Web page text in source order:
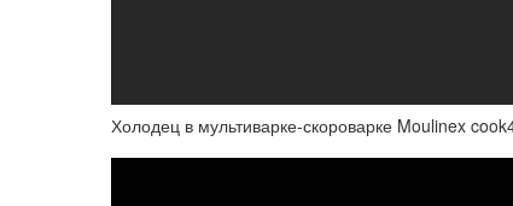
Холодец в мультиварке-скороварке Moulinex